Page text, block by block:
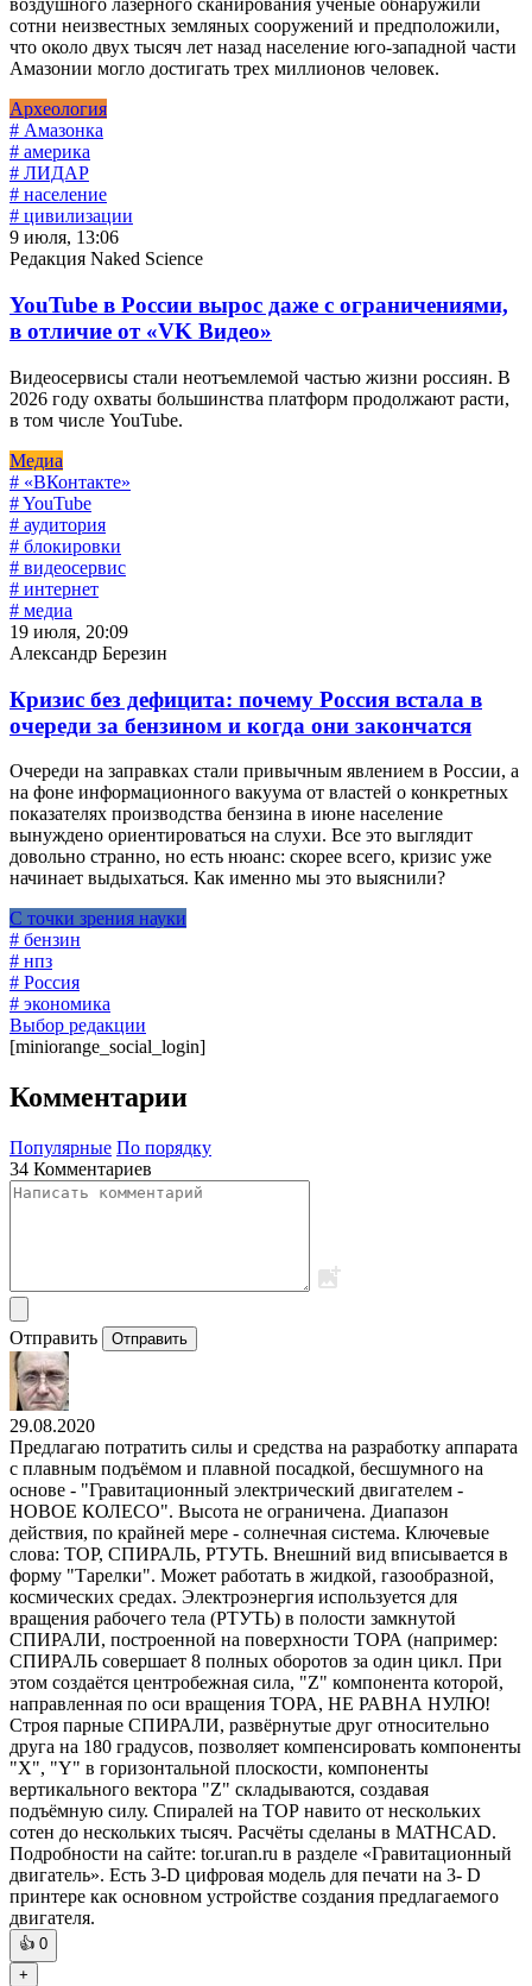
воздушного лазерного сканирования ученые обнаружили
сотни неизвестных земляных сооружений и предположили,
что около двух тысяч лет назад население юго-западной части
Амазонии могло достигать трех миллионов человек.
Археология
# Амазонка
# америка
# ЛИДАР
# население
# цивилизации
9 июля, 13:06
Редакция Naked Science
YouTube в России вырос даже с ограничениями,
в отличие от «VK Видео»
Видеосервисы стали неотъемлемой частью жизни россиян. В
2026 году охваты большинства платформ продолжают расти,
в том числе YouTube.
Медиа
# «ВКонтакте»
# YouTube
# аудитория
# блокировки
# видеосервис
# интернет
# медиа
19 июля, 20:09
Александр Березин
Кризис без дефицита: почему Россия встала в
очереди за бензином и когда они закончатся
Очереди на заправках стали привычным явлением в России, а
на фоне информационного вакуума от властей о конкретных
показателях производства бензина в июне население
вынуждено ориентироваться на слухи. Все это выглядит
довольно странно, но есть нюанс: скорее всего, кризис уже
начинает выдыхаться. Как именно мы это выяснили?
С точки зрения науки
# бензин
# нпз
# Россия
# экономика
Выбор редакции
[miniorange_social_login]
Комментарии
Популярные По порядку
34 Комментариев
Отправить Отправить
29.08.2020
Предлагаю потратить силы и средства на разработку аппарата
с плавным подъёмом и плавной посадкой, бесшумного на
основе - "Гравитационный электрический двигателем -
НОВОЕ КОЛЕСО". Высота не ограничена. Диапазон
действия, по крайней мере - солнечная система. Ключевые
слова: ТОР, СПИРАЛЬ, РТУТЬ. Внешний вид вписывается в
форму "Тарелки". Может работать в жидкой, газообразной,
космических средах. Электроэнергия используется для
вращения рабочего тела (РТУТЬ) в полости замкнутой
СПИРАЛИ, построенной на поверхности ТОРА (например:
СПИРАЛЬ совершает 8 полных оборотов за один цикл. При
этом создаётся центробежная сила, "Z" компонента которой,
направленная по оси вращения ТОРА, НЕ РАВНА НУЛЮ!
Строя парные СПИРАЛИ, развёрнутые друг относительно
друга на 180 градусов, позволяет компенсировать компоненты
"X", "Y" в горизонтальной плоскости, компоненты
вертикального вектора "Z" складываются, создавая
подъёмную силу. Спиралей на ТОР навито от нескольких
сотен до нескольких тысяч. Расчёты сделаны в MATHCAD.
Подробности на сайте: tor.uran.ru в разделе «Гравитационный
двигатель». Есть 3-D цифровая модель для печати на 3- D
принтере как основном устройстве создания предлагаемого
двигателя.
👍 0
+